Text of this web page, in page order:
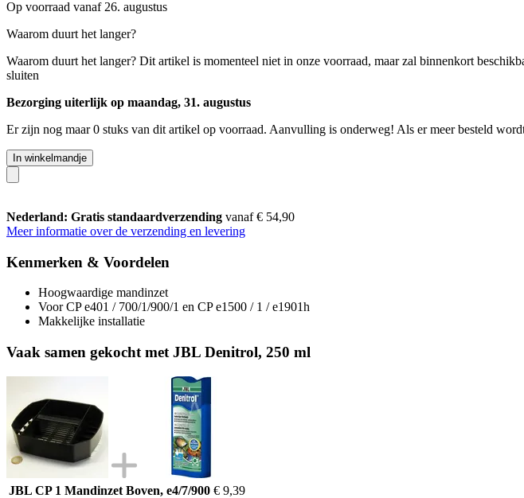
Op voorraad vanaf 26. augustus
Waarom duurt het langer?
Waarom duurt het langer? Dit artikel is momenteel niet in onze voorraad, maar zal binnenkort
sluiten
Bezorging uiterlijk op maandag, 31. augustus
Er zijn nog maar 0 stuks van dit artikel op voorraad. Aanvulling is onderweg! Als er meer besteld
In winkelmandje
Nederland: Gratis standaardverzending vanaf € 54,90
Meer informatie over de verzending en levering
Kenmerken & Voordelen
Hoogwaardige mandinzet
Voor CP e401 / 700/1/900/1 en CP e1500 / 1 / e1901h
Makkelijke installatie
Vaak samen gekocht met JBL Denitrol, 250 ml
JBL CP 1 Mandinzet Boven, e4/7/900 € 9,39